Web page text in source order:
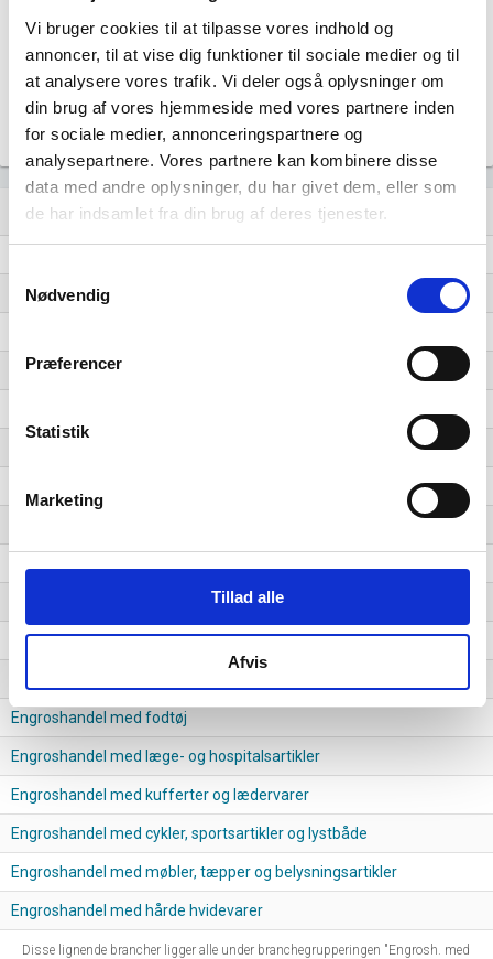
Vi bruger cookies til at tilpasse vores indhold og
annoncer, til at vise dig funktioner til sociale medier og til
at analysere vores trafik. Vi deler også oplysninger om
din brug af vores hjemmeside med vores partnere inden
for sociale medier, annonceringspartnere og
analysepartnere. Vores partnere kan kombinere disse
data med andre oplysninger, du har givet dem, eller som
de har indsamlet fra din brug af deres tjenester.
Samtykkevalg
Nødvendig
Præferencer
Statistik
Marketing
Tillad alle
Afvis
… … … … … … … …
10
question_answer Lignende brancher
Engroshandel med elektriske husholdningsartikler
Engroshandel med ure, smykker og guld- og sølvvarer
Engroshandel med fotografiske og optiske artikler
Engroshandel med rengøringsmidler
Engroshandel med fodtøj
Engroshandel med læge- og hospitalsartikler
Engroshandel med kufferter og lædervarer
Engroshandel med cykler, sportsartikler og lystbåde
Engroshandel med møbler, tæpper og belysningsartikler
Engroshandel med hårde hvidevarer
Disse lignende brancher ligger alle under branchegrupperingen "Engrosh. med